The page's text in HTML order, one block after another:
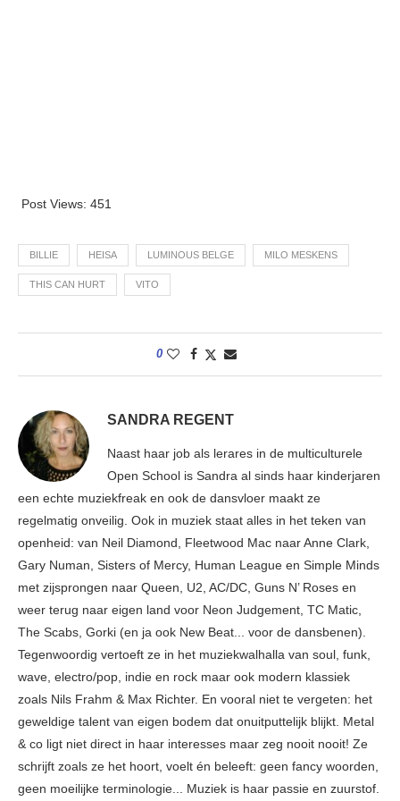
Post Views: 451
BILLIE HEISA LUMINOUS BELGE MILO MESKENS
THIS CAN HURT VITO
0
SANDRA REGENT
Naast haar job als lerares in de multiculturele
Open School is Sandra al sinds haar kinderjaren
een echte muziekfreak en ook de dansvloer maakt ze
regelmatig onveilig. Ook in muziek staat alles in het teken van
openheid: van Neil Diamond, Fleetwood Mac naar Anne Clark,
Gary Numan, Sisters of Mercy, Human League en Simple Minds
met zijsprongen naar Queen, U2, AC/DC, Guns N’ Roses en
weer terug naar eigen land voor Neon Judgement, TC Matic,
The Scabs, Gorki (en ja ook New Beat... voor de dansbenen).
Tegenwoordig vertoeft ze in het muziekwalhalla van soul, funk,
wave, electro/pop, indie en rock maar ook modern klassiek
zoals Nils Frahm & Max Richter. En vooral niet te vergeten: het
geweldige talent van eigen bodem dat onuitputtelijk blijkt. Metal
& co ligt niet direct in haar interesses maar zeg nooit nooit! Ze
schrijft zoals ze het hoort, voelt én beleeft: geen fancy woorden,
geen moeilijke terminologie... Muziek is haar passie en zuurstof.